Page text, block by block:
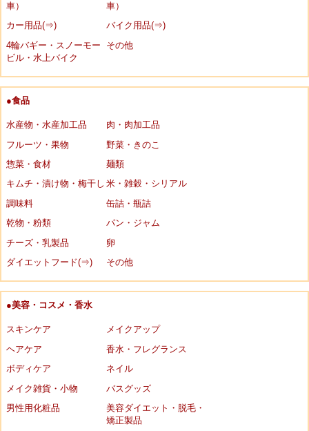
車）
車）
カー用品(⇒)
バイク用品(⇒)
4輪バギー・スノーモー
ビル・水上バイク
その他
●食品
水産物・水産加工品
肉・肉加工品
フルーツ・果物
野菜・きのこ
惣菜・食材
麺類
キムチ・漬け物・梅干し 米・雑穀・シリアル
調味料
缶詰・瓶詰
乾物・粉類
パン・ジャム
チーズ・乳製品
卵
ダイエットフード(⇒)
その他
●美容・コスメ・香水
スキンケア
メイクアップ
ヘアケア
香水・フレグランス
ボディケア
ネイル
メイク雑貨・小物
バスグッズ
男性用化粧品
美容ダイエット・脱毛・
矯正製品